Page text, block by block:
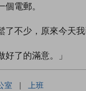
電郵。
了不少，原來今天我
好了的滿意。」
室 | 上班